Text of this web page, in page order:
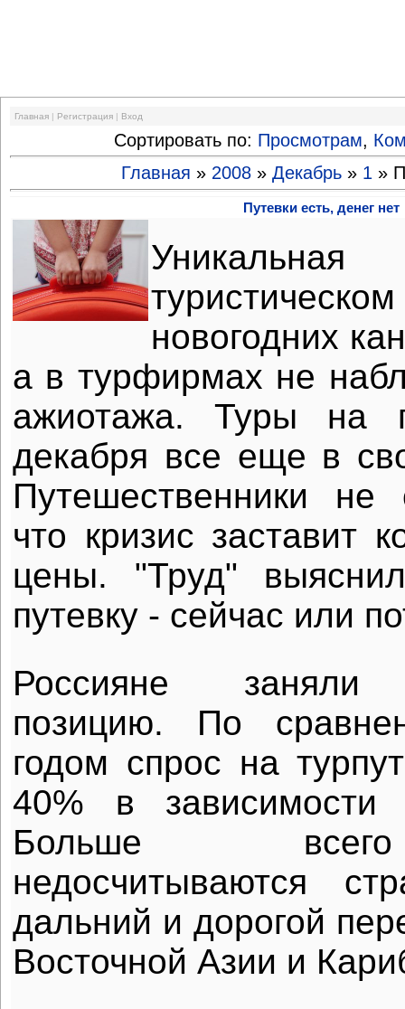
Главная | Регистрация | Вход
Сортировать по: Просмотрам,
Главная » 2008 » Декабрь » 1 »
Путевки есть, денег нет
новогодних
а в турфирмах не
ажиотажа. Туры на
декабря все еще в
Путешественники не
что кризис заставит
цены. "Труд"
путевку - сейчас или
Россияне заняли
позицию. По
годом спрос на
40% в зависимости
Больше
недосчитываются
дальний и дорогой
Восточной Азии и